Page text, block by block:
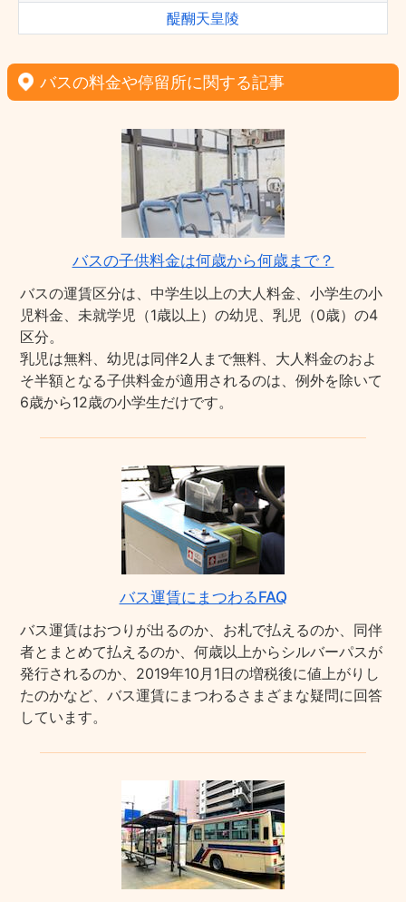
醍醐天皇陵
バスの料金や停留所に関する記事
バスの子供料金は何歳から何歳まで？
バスの運賃区分は、中学生以上の大人料金、小学生の小
児料金、未就学児（1歳以上）の幼児、乳児（0歳）の4
区分。
乳児は無料、幼児は同伴2人まで無料、大人料金のおよ
そ半額となる子供料金が適用されるのは、例外を除いて
6歳から12歳の小学生だけです。
バス運賃にまつわるFAQ
バス運賃はおつりが出るのか、お札で払えるのか、同伴
者とまとめて払えるのか、何歳以上からシルバーパスが
発行されるのか、2019年10月1日の増税後に値上がりし
たのかなど、バス運賃にまつわるさまざまな疑問に回答
しています。